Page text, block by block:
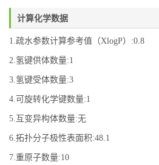
计算化学数据
1.疏水参数计算参考值（XlogP）:0.8
2.氢键供体数量:1
3.氢键受体数量:3
4.可旋转化学键数量:1
5.互变异构体数量:无
6.拓扑分子极性表面积:48.1
7.重原子数量:10